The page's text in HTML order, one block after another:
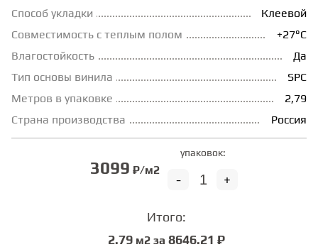
ИНЖЕНЕРНЫЙ МОДУЛЬ
СТУПЕНИ
МИНЕРАЛЬНО-КАМЕННЫЙ
ЛАМИНАТ MSPC
Способ укладки
Клеевой
Совместимость с теплым полом
+27°С
Влагостойкость
Да
Тип основы винила
SPC
Метров в упаковке
2,79
Страна производства
Россия
3099 ₽/м2
упаковок:
+
-
Итого:
2.79м2 за 8646.21 ₽